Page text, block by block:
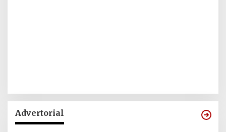
Advertorial